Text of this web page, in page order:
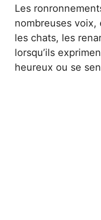
Les
nombreuses
les chats, les
lorsqu’ils
heureux ou se